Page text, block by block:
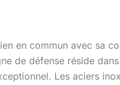
en commun avec sa
de défense réside
Les aciers